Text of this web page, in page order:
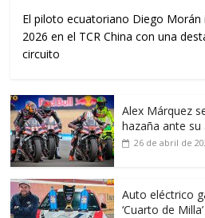
El piloto ecuatoriano Diego
2026 en el TCR China con una
circuito
Alex Márquez
hazaña ante su
26 de abril de
Auto eléctrico
‘Cuarto de